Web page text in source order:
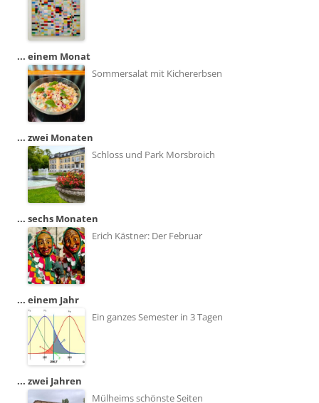
... einem Monat
Sommersalat mit Kichererbsen
... zwei Monaten
Schloss und Park Morsbroich
... sechs Monaten
Erich Kästner: Der Februar
... einem Jahr
Ein ganzes Semester in 3 Tagen
... zwei Jahren
Mülheims schönste Seiten